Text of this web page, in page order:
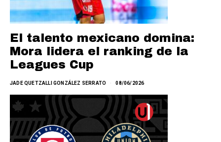
El talento mexicano domina:
Mora lidera el ranking de la
Leagues Cup
JADE QUETZALLI GONZÁLEZ SERRATO 08/06/2026